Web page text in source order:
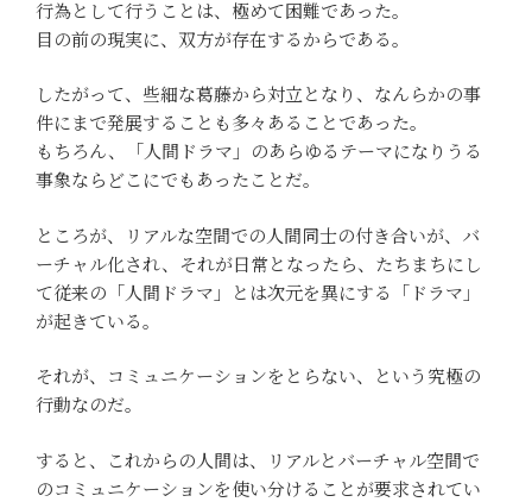
行為として行うことは、極めて困難であった。
目の前の現実に、双方が存在するからである。
したがって、些細な葛藤から対立となり、なんらかの事
件にまで発展することも多々あることであった。
もちろん、「人間ドラマ」のあらゆるテーマになりうる
事象ならどこにでもあったことだ。
ところが、リアルな空間での人間同士の付き合いが、バ
ーチャル化され、それが日常となったら、たちまちにし
て従来の「人間ドラマ」とは次元を異にする「ドラマ」
が起きている。
それが、コミュニケーションをとらない、という究極の
行動なのだ。
すると、これからの人間は、リアルとバーチャル空間で
のコミュニケーションを使い分けることが要求されてい